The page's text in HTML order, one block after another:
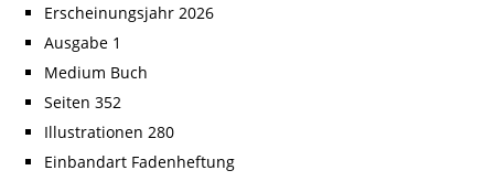
Erscheinungsjahr 2026
Ausgabe 1
Medium Buch
Seiten 352
Illustrationen 280
Einbandart Fadenheftung